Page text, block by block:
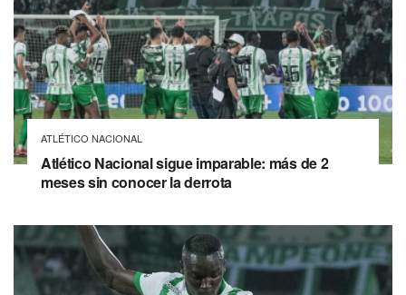
ATLÉTICO NACIONAL
Atlético Nacional sigue imparable: más de 2
meses sin conocer la derrota